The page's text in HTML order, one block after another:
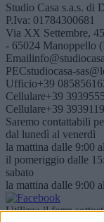
Studio Casa s.a.s. di
P.Iva: 01784300681
Via XX Settembre, 45
- 65024 Manoppello
Email
PECstudiocasa-
Ufficio+39
Cellulare+39
Cellulare+39
Saremo contattabili
dal lunedì al venerdì
la mattina dalle 9:00
il pomeriggio dalle
sabato
la mattina dalle 9:00
Utilizza il form